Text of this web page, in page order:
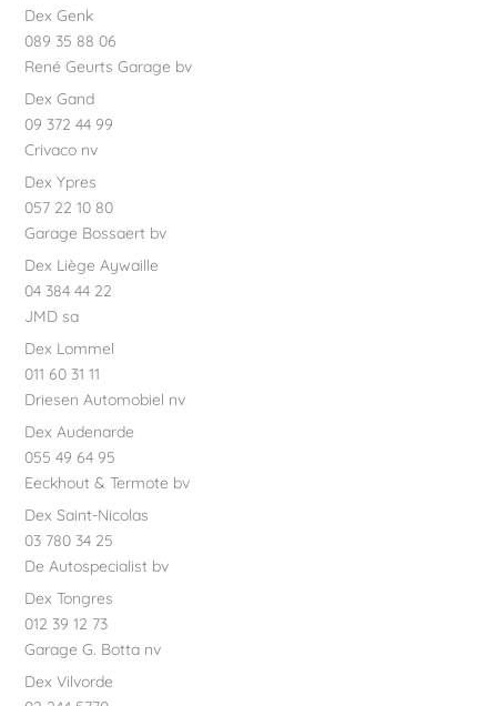
Dex Genk
089 35 88 06
René Geurts Garage bv
Dex Gand
09 372 44 99
Crivaco nv
Dex Ypres
057 22 10 80
Garage Bossaert bv
Dex Liège Aywaille
04 384 44 22
JMD sa
Dex Lommel
011 60 31 11
Driesen Automobiel nv
Dex Audenarde
055 49 64 95
Eeckhout & Termote bv
Dex Saint-Nicolas
03 780 34 25
De Autospecialist bv
Dex Tongres
012 39 12 73
Garage G. Botta nv
Dex Vilvorde